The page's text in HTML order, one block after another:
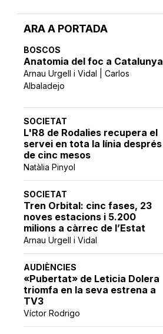
ARA A PORTADA
BOSCOS
Anatomia del foc a Catalunya
Arnau Urgell i Vidal | Carlos
Albaladejo
SOCIETAT
L'R8 de Rodalies recupera el
servei en tota la línia després
de cinc mesos
Natàlia Pinyol
SOCIETAT
Tren Orbital: cinc fases, 23
noves estacions i 5.200
milions a càrrec de l’Estat
Arnau Urgell i Vidal
AUDIÈNCIES
«Pubertat» de Leticia Dolera
triomfa en la seva estrena a
TV3
Víctor Rodrigo